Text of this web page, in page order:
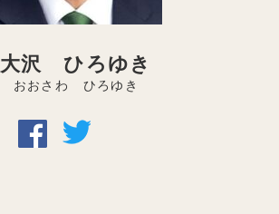
⼤沢 ひろゆき
おおさわ ひろゆき